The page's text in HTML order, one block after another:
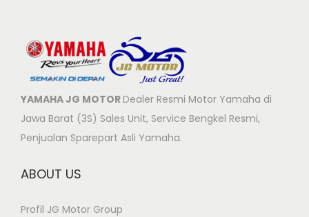
YAMAHA JG MOTOR Dealer Resmi Motor Yamaha di
Jawa Barat (3S) Sales Unit, Service Bengkel Resmi,
Penjualan Sparepart Asli Yamaha.
ABOUT US
Profil JG Motor Group